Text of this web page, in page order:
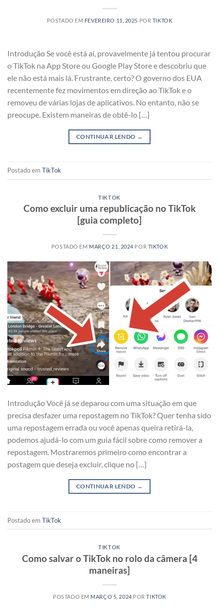
POSTADO EM FEVEREIRO 11, 2025 POR TIKTOK
Introdução Se você está aí, provavelmente já tentou procurar
o TikTok na App Store ou Google Play Store e descobriu que
ele não está mais lá. Frustrante, certo? O governo dos EUA
recentemente fez movimentos em direção ao TikTok e o
removeu de várias lojas de aplicativos. No entanto, não se
preocupe. Existem maneiras de obtê-lo […]
CONTINUAR LENDO →
Postado em TikTok
TIKTOK
Como excluir uma republicação no TikTok
[guia completo]
POSTADO EM MARÇO 21, 2024 POR TIKTOK
Introdução Você já se deparou com uma situação em que
precisa desfazer uma repostagem no TikTok? Quer tenha sido
uma repostagem errada ou você apenas queira retirá-la,
podemos ajudá-lo com um guia fácil sobre como remover a
repostagem. Mostraremos primeiro como encontrar a
postagem que deseja excluir, clique no […]
CONTINUAR LENDO →
Postado em TikTok
TIKTOK
Como salvar o TikTok no rolo da câmera [4
maneiras]
POSTADO EM MARÇO 5, 2024 PORTIKTOK